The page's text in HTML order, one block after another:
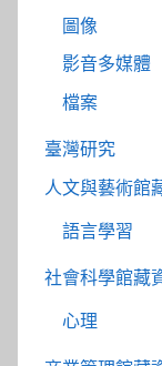
圖像
影音多媒體
檔案
臺灣研究
人文與藝術館
語言學習
社會科學館藏
心理